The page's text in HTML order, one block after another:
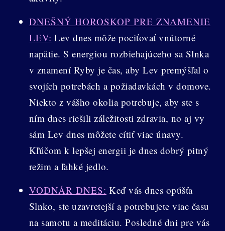
DNEŠNÝ HOROSKOP PRE ZNAMENIE
LEV: Lev dnes môže pociťovať vnútorné
napätie. S energiou rozbiehajúceho sa Slnka
v znamení Ryby je čas, aby Lev premýšľal o
svojích potrebách a požiadavkách v domove.
Niekto z vášho okolia potrebuje, aby ste s
ním dnes riešili záležitosti zdravia, no aj vy
sám Lev dnes môžete cítiť viac únavy.
Kľúčom k lepšej energii je dnes dobrý pitný
režim a ľahké jedlo.
VODNÁR DNES: Keď vás dnes opúšťa
Slnko, ste uzavretejší a potrebujete viac času
na samotu a meditáciu. Posledné dni pre vás